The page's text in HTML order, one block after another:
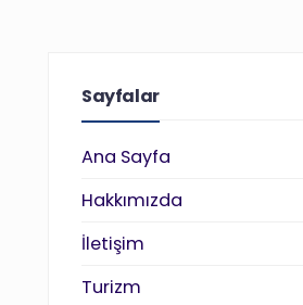
Sayfalar
Ana Sayfa
Hakkımızda
İletişim
Turizm